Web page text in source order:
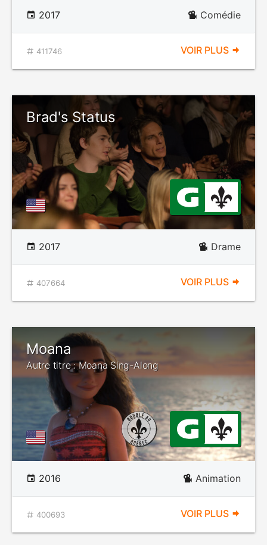
2017 Comédie
411746 VOIR PLUS
Brad's Status
2017 Drame
407664 VOIR PLUS
Moana
Autre titre : Moana Sing-Along
2016 Animation
400693 VOIR PLUS